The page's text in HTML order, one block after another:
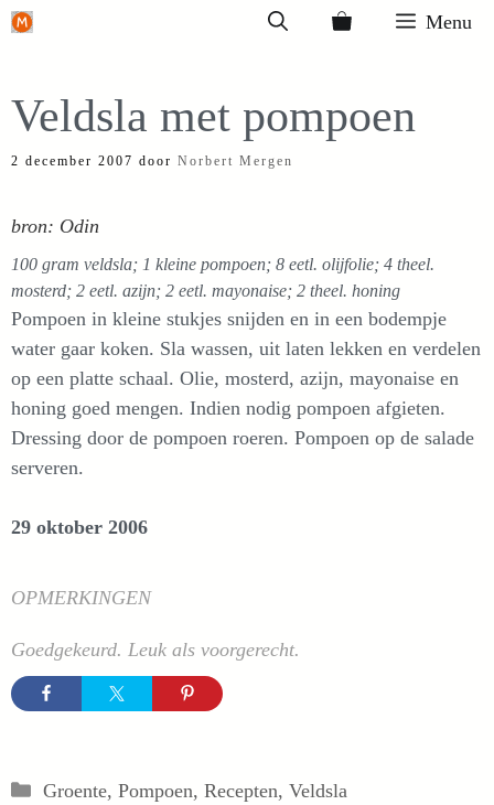
Ga
inhoud
Menu
Veldsla met pompoen
2 december 2007 door Norbert Mergen
bron: Odin
100 gram veldsla; 1 kleine pompoen; 8 eetl. olijfolie; 4 theel.
mosterd; 2 eetl. azijn; 2 eetl. mayonaise; 2 theel. honing
Pompoen in kleine stukjes snijden en in een bodempje
water gaar koken. Sla wassen, uit laten lekken en verdelen
op een platte schaal. Olie, mosterd, azijn, mayonaise en
honing goed mengen. Indien nodig pompoen afgieten.
Dressing door de pompoen roeren. Pompoen op de salade
serveren.
29 oktober 2006
OPMERKINGEN
Goedgekeurd. Leuk als voorgerecht.
Categorieën
Groente, Pompoen, Recepten, Veldsla